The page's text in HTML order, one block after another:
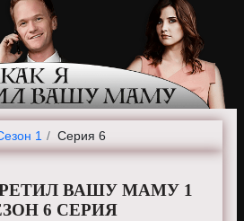
1 Серия 6
ВАШУ МАМУ 1
6 СЕРИЯ